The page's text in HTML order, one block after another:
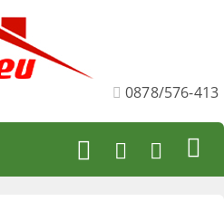
0878/576-413